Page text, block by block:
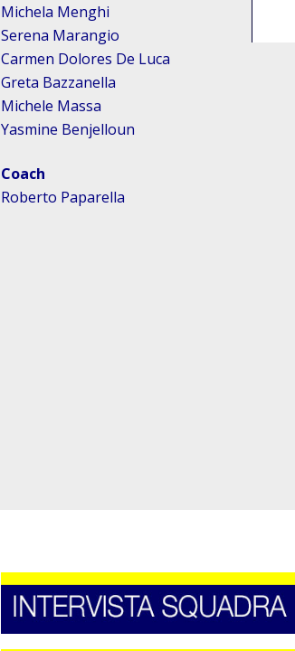
Michela Menghi
Serena Marangio
Carmen Dolores De Luca
Greta Bazzanella
Michele Massa
Yasmine Benjelloun
Coach
Roberto Paparella